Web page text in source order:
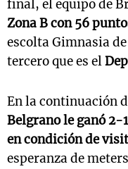
final, el equipo de
Zona B con 56
escolta Gimnasia
tercero que es el
En la continuación
Belgrano le ganó 2-
en condición de
esperanza de